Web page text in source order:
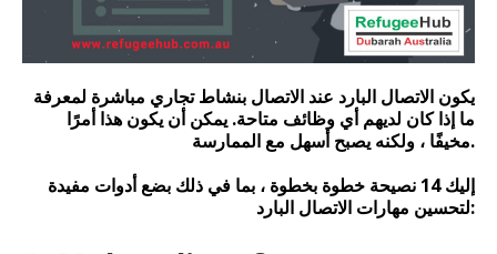
يكون الاتصال البارد عند الاتصال بنشاط تجاري مباشرة لمعرفة
ما إذا كان لديهم أي وظائف متاحة. يمكن أن يكون هذا أمرًا
مخيفًا ، ولكنه يصبح أسهل مع الممارسة.
إليك 14 نصيحة خطوة بخطوة ، بما في ذلك بضع أدوات مفيدة
لتحسين مهارات الاتصال البارد: